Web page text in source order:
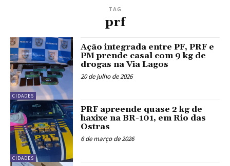
TAG
prf
CIDADES
Ação integrada entre PF, PRF e
PM prende casal com 9 kg de
drogas na Via Lagos
20 de julho de 2026
CIDADES
PRF apreende quase 2 kg de
haxixe na BR-101, em Rio das
Ostras
6 de março de 2026